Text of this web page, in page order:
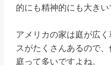
的にも精神的にも大きい
アメリカの家は庭が広
スがたくさんあるので
庭って多いですよね。